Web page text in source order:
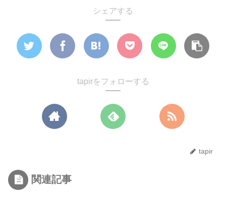
シェアする
tapirをフォローする
tapir
関連記事